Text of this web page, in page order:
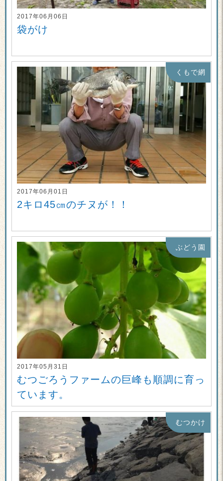
2017年06月06日
袋がけ
くもで網
2017年06月01日
2キロ45㎝のチヌが！！
ぶどう園
2017年05月31日
むつごろうファームの巨峰も順調に育っ
ています。
むつかけ